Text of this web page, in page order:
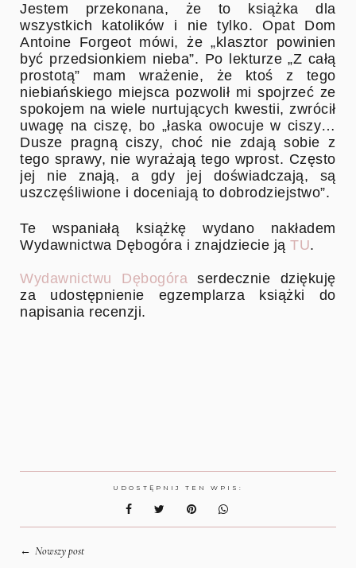
Jestem przekonana, że to książka dla
wszystkich katolików i nie tylko. Opat Dom
Antoine Forgeot mówi, że „klasztor powinien
być przedsionkiem nieba”. Po lekturze „Z całą
prostotą” mam wrażenie, że ktoś z tego
niebiańskiego miejsca pozwolił mi spojrzeć ze
spokojem na wiele nurtujących kwestii, zwrócił
uwagę na ciszę, bo „łaska owocuje w ciszy…
Dusze pragną ciszy, choć nie zdają sobie z
tego sprawy, nie wyrażają tego wprost. Często
jej nie znają, a gdy jej doświadczają, są
uszczęśliwione i doceniają to dobrodziejstwo”.
Te wspaniałą książkę wydano nakładem
Wydawnictwa Dębogóra i znajdziecie jąTU.
Wydawnictwu Dębogóra serdecznie dziękuję
za udostępnienie egzemplarza książki do
napisania recenzji.
UDOSTĘPNIJ TEN WPIS:
←Nowszy post